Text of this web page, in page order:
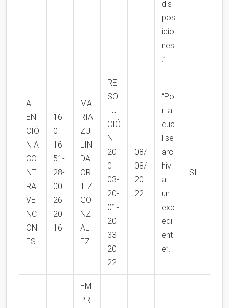
dis
pos
icio
nes
.”
AT
EN
CIÓ
N A
CO
NT
RA
VE
NCI
ON
ES
16
0-
16-
51-
28-
00
26-
20
16
MA
RIA
ZU
LIN
DA
OR
TIZ
GO
NZ
AL
EZ
RE
SO
LU
CIÓ
N
20
0-
03-
20-
01-
20
33-
20
22
08/
08/
20
22
“Po
r la
cua
l se
arc
hiv
a
un
exp
edi
ent
e”.
SI
EM
PR